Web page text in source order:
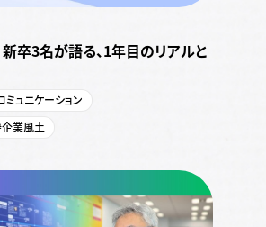
卒3名が語る、1年目のリアルと
ミュニケーション
業風土